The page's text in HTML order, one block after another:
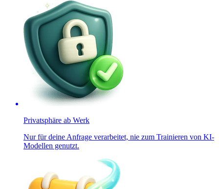
Privatsphäre ab Werk
Nur für deine Anfrage verarbeitet, nie zum Trainieren von KI-
Modellen genutzt.